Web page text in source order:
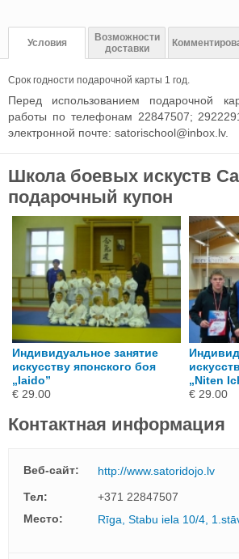
Условия
Возможности
доставки
Срок годности подарочной карты 1 год.
Перед использованием подарочной
работы по телефонам 22847507;
электронной почте: satorischool@inbox.lv.
Школа боевых искуств
подарочный купон
Индивидуальное занятие
искусству японского боя
„Iaido”
€ 29.00
„Niten
€ 29.00
Контактная информация
Веб-сайт:
http://www.satoridojo.lv
Тел:
+371 22847507
Mесто:
Rīga, Stabu iela 10/4,